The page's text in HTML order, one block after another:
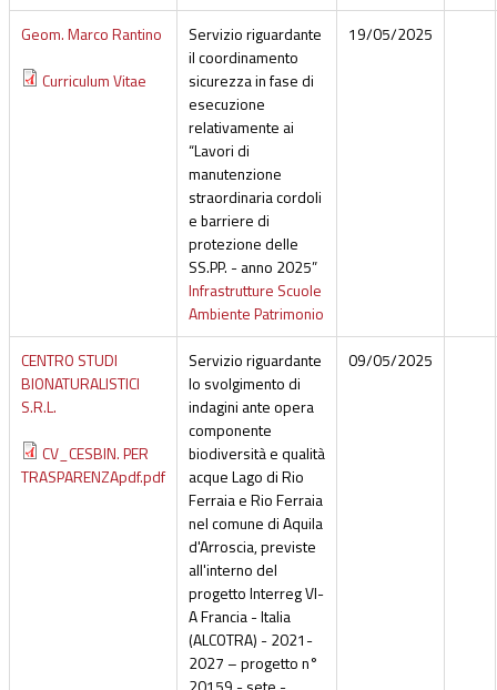
Geom. Marco Rantino
Curriculum Vitae
Servizio riguardante
il coordinamento
sicurezza in fase di
esecuzione
relativamente ai
“Lavori di
manutenzione
straordinaria cordoli
e barriere di
protezione delle
SS.PP. - anno 2025”
Infrastrutture Scuole
Ambiente Patrimonio
19/05/2025
CENTRO STUDI
BIONATURALISTICI
S.R.L.
CV_CESBIN. PER
TRASPARENZApdf.pdf
Servizio riguardante
lo svolgimento di
indagini ante opera
componente
biodiversità e qualità
acque Lago di Rio
Ferraia e Rio Ferraia
nel comune di Aquila
d'Arroscia, previste
all'interno del
progetto Interreg VI-
A Francia - Italia
(ALCOTRA) - 2021-
2027 – progetto n°
09/05/2025